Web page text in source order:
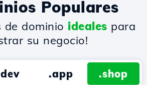
Populares
de dominio ideales para
su negocio!
.app .shop